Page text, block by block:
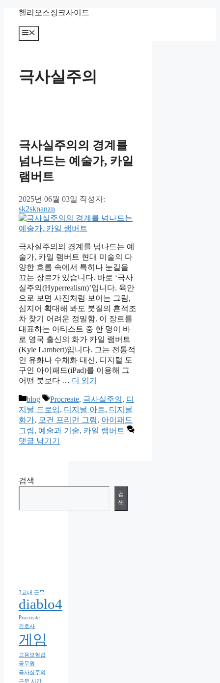
헬리오스징크사이드
메
뉴
극사실주의
극사실주의의 경계를
넘나드는 예술가, 카일
램버트
2025년 06월 03일 작성자:
sk2sknanzn
극사실주의의 경계를 넘나드는 예
술가, 카일 램버트 현대 미술의 다
양한 흐름 속에서 특히나 눈길을
끄는 장르가 있습니다. 바로 ‘극사
실주의(Hyperrealism)’입니다. 육안
으로 보면 사진처럼 보이는 그림,
심지어 확대해 봐도 붓질의 흔적조
차 찾기 어려운 정밀함. 이 장르를
대표하는 아티스트 중 한 명이 바
로 영국 출신의 화가 카일 램버트
(Kyle Lambert)입니다. 그는 전통적
인 유화나 수채화 대신, 디지털 도
구인 아이패드(iPad)를 이용해 그
어떤 붓보다 … 더 읽기
카
테
고
리
blog
태
그
Procreate, 극사실주의 , 디
지털 드로잉, 디지털 아트, 디지털
화가, 모건 프리먼 그림, 아이패드
그림, 예술과 기술, 카일 램버트
댓글 남기기
검색
검
색
3교대 근무
diablo4
Procreate
간호사
게임
고용보험법
공무원
극사실주의
근무 시간